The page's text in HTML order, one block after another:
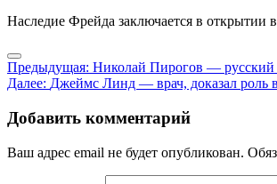
Наследие Фрейда заключается в открытии
Навигация
по
записям
Предыдущая: Николай Пирогов — русский
Далее: Джеймс Линд — врач, доказал роль
Добавить комментарий
Ваш адрес email не будет опубликован.